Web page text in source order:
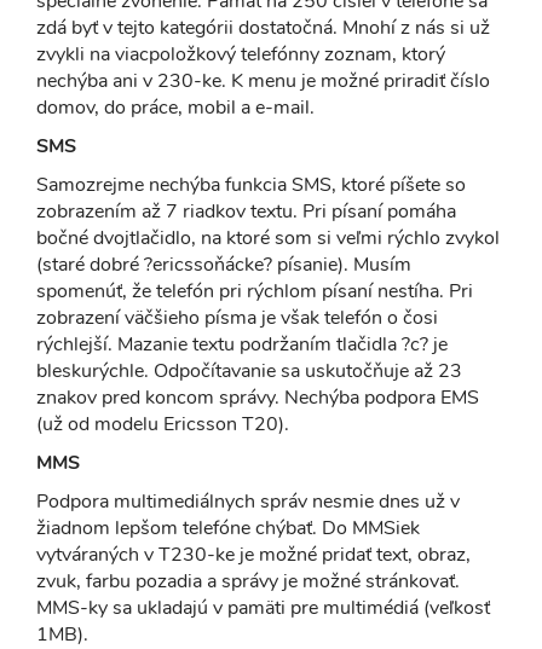
zdá byť v tejto kategórii dostatočná. Mnohí z nás si už
zvykli na viacpoložkový telefónny zoznam, ktorý
nechýba ani v 230-ke. K menu je možné priradiť číslo
domov, do práce, mobil a e-mail.
SMS
Samozrejme nechýba funkcia SMS, ktoré píšete so
zobrazením až 7 riadkov textu. Pri písaní pomáha
bočné dvojtlačidlo, na ktoré som si veľmi rýchlo zvykol
(staré dobré ?ericssoňácke? písanie). Musím
spomenúť, že telefón pri rýchlom písaní nestíha. Pri
zobrazení väčšieho písma je však telefón o čosi
rýchlejší. Mazanie textu podržaním tlačidla ?c? je
bleskurýchle. Odpočítavanie sa uskutočňuje až 23
znakov pred koncom správy. Nechýba podpora EMS
(už od modelu Ericsson T20).
MMS
Podpora multimediálnych správ nesmie dnes už v
žiadnom lepšom telefóne chýbať. Do MMSiek
vytváraných v T230-ke je možné pridať text, obraz,
zvuk, farbu pozadia a správy je možné stránkovať.
MMS-ky sa ukladajú v pamäti pre multimédiá (veľkosť
1MB).